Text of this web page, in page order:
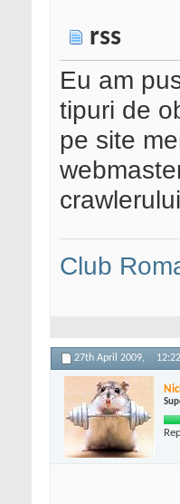
rss
Eu am
tipuri de
pe site
Club
27th April 2009, 12:22